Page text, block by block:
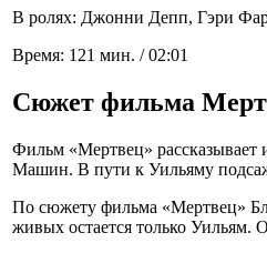
В ролях: Джонни Депп, Гэри
Время: 121 мин. / 02:01
Сюжет фильма
Фильм «Мертвец» рассказывает
Машин. В пути к Уильяму
По сюжету фильма «Мертвец»
живых остается только Уильям.